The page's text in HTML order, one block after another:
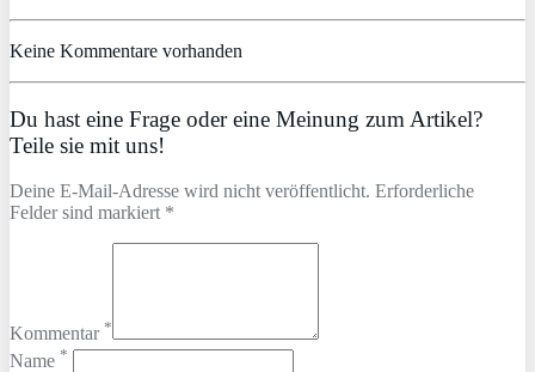
Keine Kommentare vorhanden
Du hast eine Frage oder eine Meinung zum Artikel?
Teile sie mit uns!
Deine E-Mail-Adresse wird nicht veröffentlicht. Erforderliche
Felder sind markiert *
Kommentar *
Name *